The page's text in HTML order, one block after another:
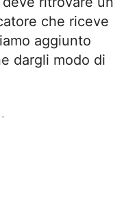
che riceve
aggiunto
dargli modo di
-